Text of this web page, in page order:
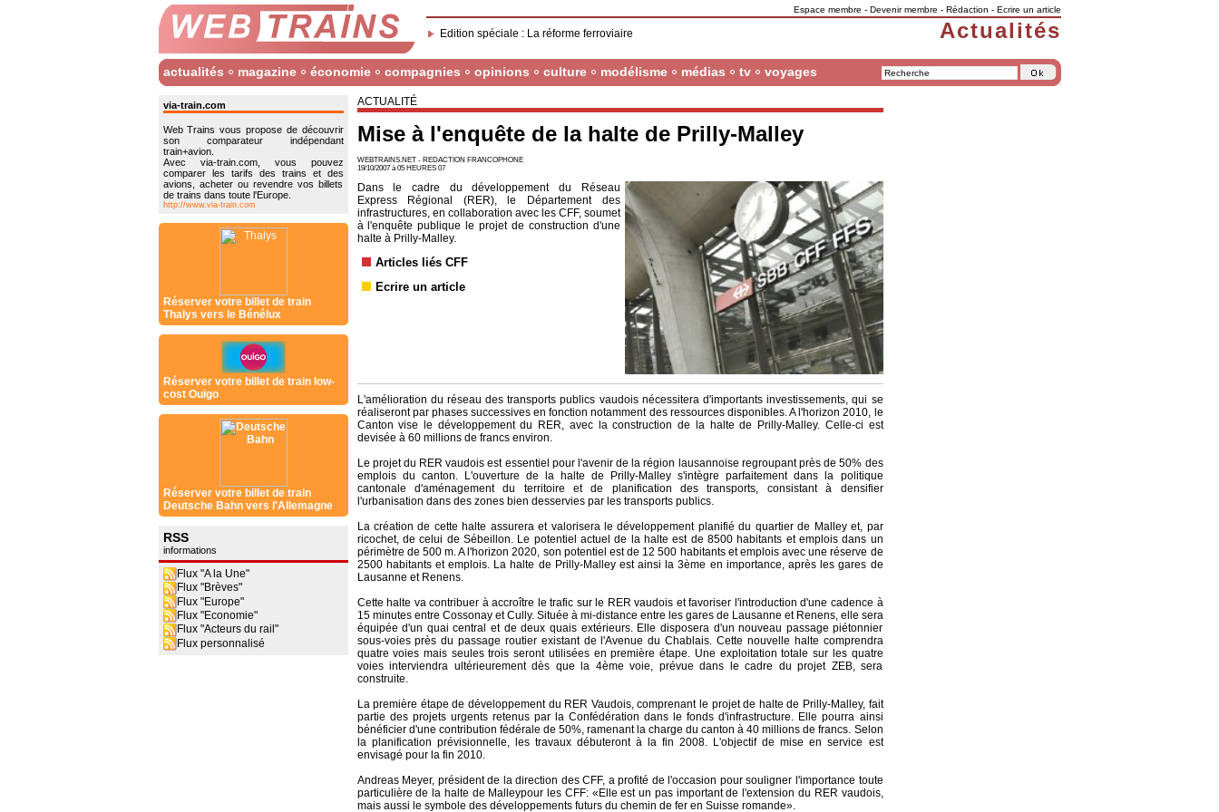
Espace membre - Devenir membre - Rédaction - Ecrire un article
Edition spéciale : La réforme ferroviaire Actualités
actualités magazine économie compagnies opinions culture modélisme médias tv voyages
via-train.com
Web Trains vous propose de découvrir
son comparateur indépendant
train+avion.
Avec via-train.com, vous pouvez
comparer les tarifs des trains et des
avions, acheter ou revendre vos billets
de trains dans toute l'Europe.
http://www.via-train.com
Réserver votre billet de train
Thalys vers le Bénélux
Réserver votre billet de train low-
cost Ouigo
Réserver votre billet de train
Deutsche Bahn vers l'Allemagne
RSS
informations
Flux "A la Une"
Flux "Brèves"
Flux "Europe"
Flux "Economie"
Flux "Acteurs du rail"
Flux personnalisé
ACTUALITÉ
Mise à l'enquête de la halte de Prilly-Malley
WEBTRAINS.NET - REDACTION FRANCOPHONE
19/10/2007 à 05 HEURES 07
Dans le cadre du développement du Réseau
Express Régional (RER), le Département des
infrastructures, en collaboration avec les CFF, soumet
à l'enquête publique le projet de construction d'une
halte à Prilly-Malley.
Articles liés CFF
Ecrire un article
L'amélioration du réseau des transports publics vaudois nécessitera d'importants investissements, qui se
réaliseront par phases successives en fonction notamment des ressources disponibles. A l'horizon 2010, le
Canton vise le développement du RER, avec la construction de la halte de Prilly-Malley. Celle-ci est
devisée à 60 millions de francs environ.
Le projet du RER vaudois est essentiel pour l'avenir de la région lausannoise regroupant près de 50% des
emplois du canton. L'ouverture de la halte de Prilly-Malley s'intègre parfaitement dans la politique
cantonale d'aménagement du territoire et de planification des transports, consistant à densifier
l'urbanisation dans des zones bien desservies par les transports publics.
La création de cette halte assurera et valorisera le développement planifié du quartier de Malley et, par
ricochet, de celui de Sébeillon. Le potentiel actuel de la halte est de 8500 habitants et emplois dans un
périmètre de 500 m. A l'horizon 2020, son potentiel est de 12 500 habitants et emplois avec une réserve de
2500 habitants et emplois. La halte de Prilly-Malley est ainsi la 3ème en importance, après les gares de
Lausanne et Renens.
Cette halte va contribuer à accroître le trafic sur le RER vaudois et favoriser l'introduction d'une cadence à
15 minutes entre Cossonay et Cully. Située à mi-distance entre les gares de Lausanne et Renens, elle sera
équipée d'un quai central et de deux quais extérieurs. Elle disposera d'un nouveau passage piétonnier
sous-voies près du passage routier existant de l'Avenue du Chablais. Cette nouvelle halte comprendra
quatre voies mais seules trois seront utilisées en première étape. Une exploitation totale sur les quatre
voies interviendra ultérieurement dès que la 4ème voie, prévue dans le cadre du projet ZEB, sera
construite.
La première étape de développement du RER Vaudois, comprenant le projet de halte de Prilly-Malley, fait
partie des projets urgents retenus par la Confédération dans le fonds d'infrastructure. Elle pourra ainsi
bénéficier d'une contribution fédérale de 50%, ramenant la charge du canton à 40 millions de francs. Selon
la planification prévisionnelle, les travaux débuteront à la fin 2008. L'objectif de mise en service est
envisagé pour la fin 2010.
Andreas Meyer, président de la direction des CFF, a profité de l'occasion pour souligner l'importance toute
particulière de la halte de Malleypour les CFF: «Elle est un pas important de l'extension du RER vaudois,
mais aussi le symbole des développements futurs du chemin de fer en Suisse romande».